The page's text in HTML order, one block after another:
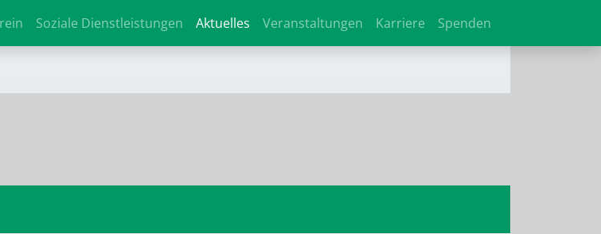
Soziale Dienstleistungen Aktuelles Veranstaltungen Karriere Spenden